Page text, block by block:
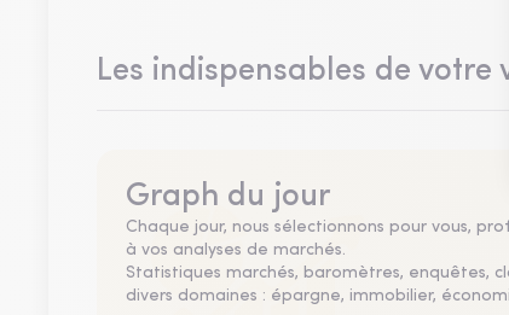
Les indispensables de votre
Graph du jour
Chaque jour, nous sélectionnons pour vous,
à vos analyses de marchés.
Statistiques marchés, baromètres, enquêtes,
divers domaines : épargne, immobilier,